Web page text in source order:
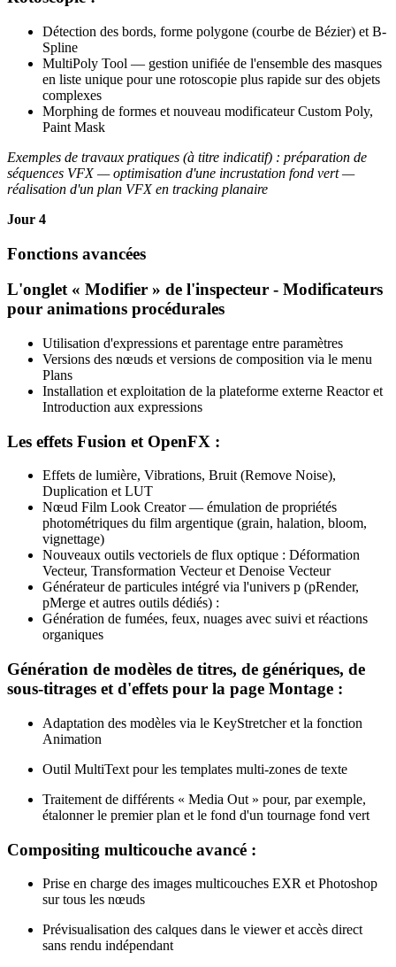
Détection des bords, forme polygone (courbe de Bézier) et B-
Spline
MultiPoly Tool — gestion unifiée de l'ensemble des masques
en liste unique pour une rotoscopie plus rapide sur des objets
complexes
Morphing de formes et nouveau modificateur Custom Poly,
Paint Mask
Exemples de travaux pratiques (à titre indicatif) : préparation de
séquences VFX — optimisation d'une incrustation fond vert —
réalisation d'un plan VFX en tracking planaire
Jour 4
Fonctions avancées
L'onglet « Modifier » de l'inspecteur - Modificateurs
pour animations procédurales
Utilisation d'expressions et parentage entre paramètres
Versions des nœuds et versions de composition via le menu
Plans
Installation et exploitation de la plateforme externe Reactor et
Introduction aux expressions
Les effets Fusion et OpenFX :
Effets de lumière, Vibrations, Bruit (Remove Noise),
Duplication et LUT
Nœud Film Look Creator — émulation de propriétés
photométriques du film argentique (grain, halation, bloom,
vignettage)
Nouveaux outils vectoriels de flux optique : Déformation
Vecteur, Transformation Vecteur et Denoise Vecteur
Générateur de particules intégré via l'univers p (pRender,
pMerge et autres outils dédiés) :
Génération de fumées, feux, nuages avec suivi et réactions
organiques
Génération de modèles de titres, de génériques, de
sous-titrages et d'effets pour la page Montage :
Adaptation des modèles via le KeyStretcher et la fonction
Animation
Outil MultiText pour les templates multi-zones de texte
Traitement de différents « Media Out » pour, par exemple,
étalonner le premier plan et le fond d'un tournage fond vert
Compositing multicouche avancé :
Prise en charge des images multicouches EXR et Photoshop
sur tous les nœuds
Prévisualisation des calques dans le viewer et accès direct
sans rendu indépendant